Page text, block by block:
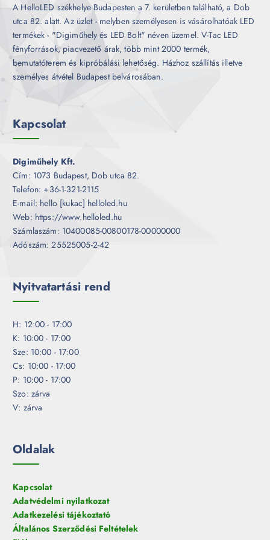
A HelloLED székhelye Budapesten a 7. kerületben található, a Dob
utca 82. alatt. Az üzlet - melyben személyesen is vásárolhatóak LED
termékek - "Digiműhely és LED Bolt" néven üzemel. V-Tac LED
fényforrások, piacvezető árak, több mint 2000 termék,
bemutatóterem és kipróbálási lehetőség. Házhoz szállítás illetve
személyes átvétel Budapest belvárosában.
Kapcsolat
Digiműhely Kft.
Cím: 1073 Budapest, Dob utca 82.
Telefon: +36-1-321-2115
E-mail: hello [kukac] helloled.hu
Web: https://www.helloled.hu
Számlaszám: 10400085-00800178-00000000
Adószám: 25525005-2-42
Nyitvatartási rend
H: 12:00 - 17:00
K: 10:00 - 17:00
Sze: 10:00 - 17:00
Cs: 10:00 - 17:00
P: 10:00 - 17:00
Szo: zárva
V: zárva
Oldalak
Kapcsolat
Adatvédelmi nyilatkozat
Adatkezelési tájékoztató
Általános Szerződési Feltételek